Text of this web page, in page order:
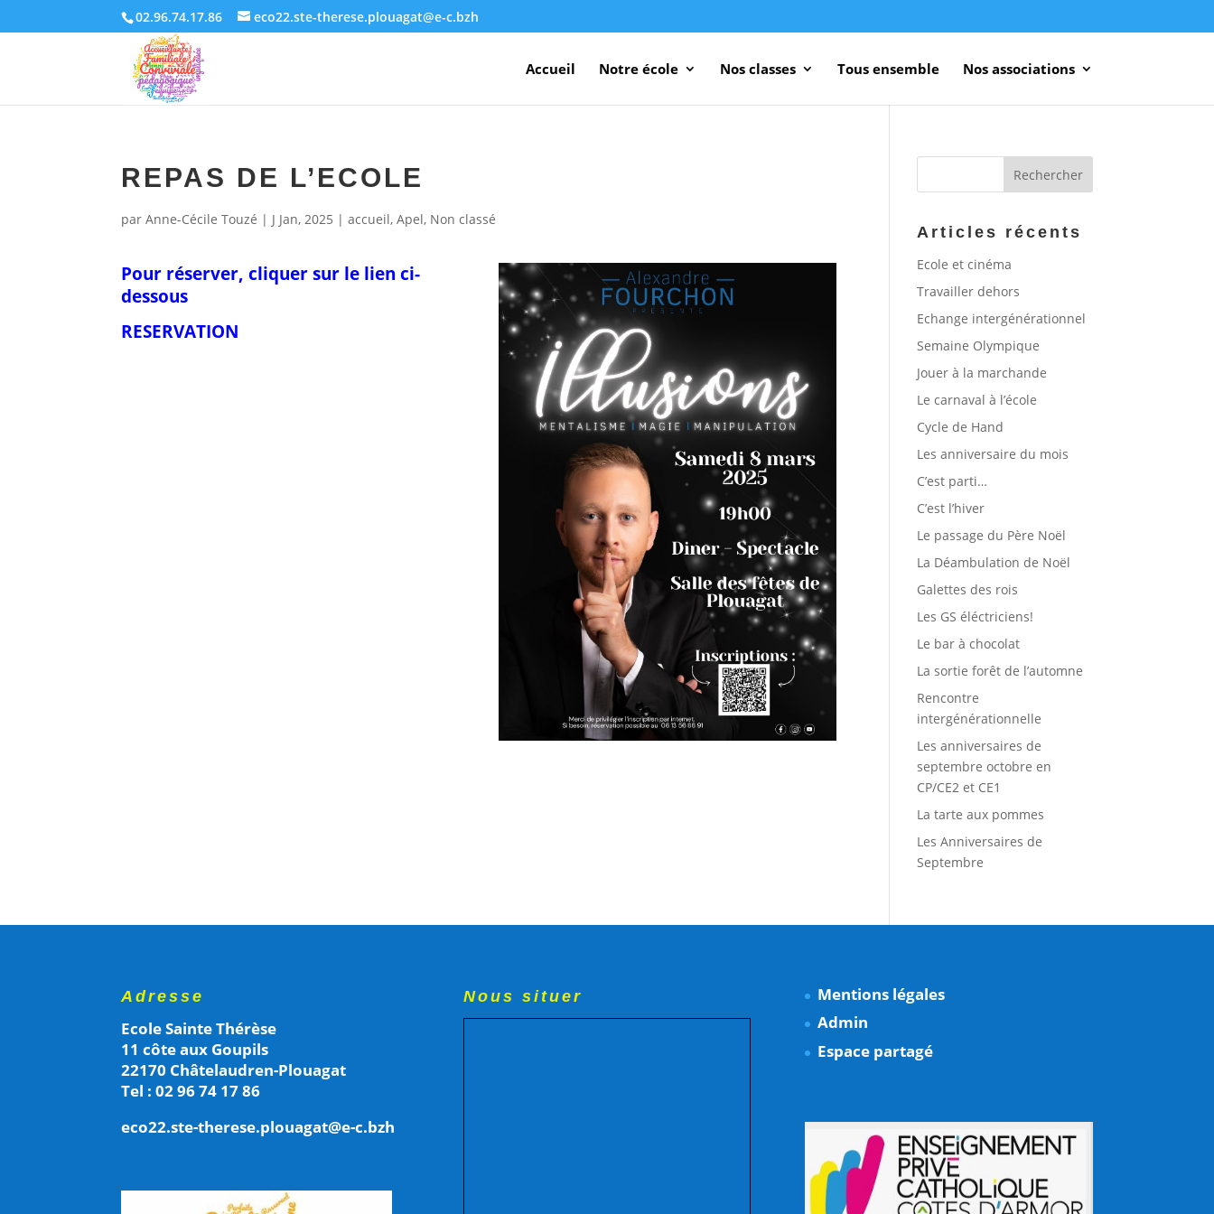
02.96.74.17.86 eco22.ste-therese.plouagat@e-c.bzh
Accueil Notre école Nos classes Tous ensemble Nos associations
REPAS DE L’ECOLE
parAnne-Cécile Touzé | J Jan, 2025 |accueil,Apel, Non classé
Pour réserver, cliquer sur le lien ci-
dessous
RESERVATION
Articles récents
Ecole et cinéma
Travailler dehors
Echange intergénérationnel
Semaine Olympique
Jouer à la marchande
Le carnaval à l’école
Cycle de Hand
Les anniversaire du mois
C’est parti…
C’est l’hiver
Le passage du Père Noël
La Déambulation de Noël
Galettes des rois
Les GS éléctriciens!
Le bar à chocolat
La sortie forêt de l’automne
Rencontre
intergénérationnelle
Les anniversaires de
septembre octobre en
CP/CE2 et CE1
La tarte aux pommes
Les Anniversaires de
Septembre
Adresse
Ecole Sainte Thérèse
11 côte aux Goupils
22170 Châtelaudren-Plouagat
Tel : 02 96 74 17 86
eco22.ste-therese.plouagat@e-c.bzh
Nous situer
Mentions légales
Admin
Espace partagé